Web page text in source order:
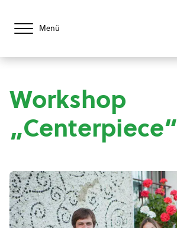
Menü
Workshop
„Centerpiece“